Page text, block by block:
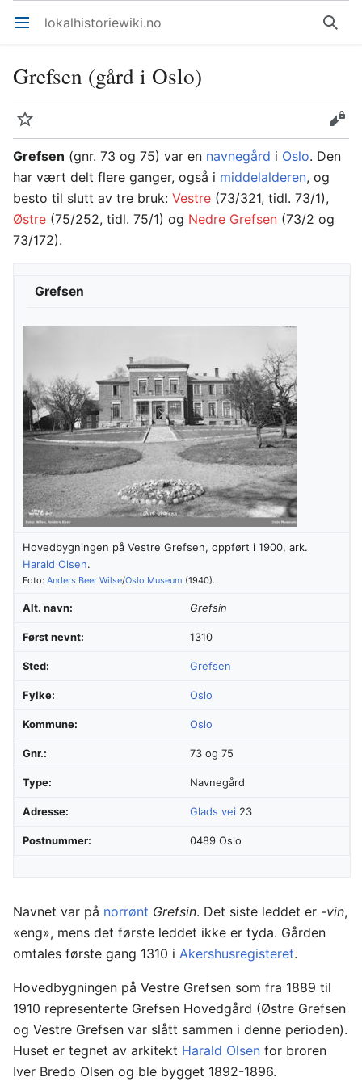
Åpne hovedmenyen lokalhistoriewiki.no Søk
Grefsen (gård i Oslo)
Overvåk
Rediger
Grefsen (gnr. 73 og 75) var en navnegård i Oslo. Den
har vært delt flere ganger, også i middelalderen, og
besto til slutt av tre bruk: Vestre (73/321, tidl. 73/1),
Østre (75/252, tidl. 75/1) og Nedre Grefsen (73/2 og
73/172).
Grefsen
Hovedbygningen på Vestre Grefsen, oppført i 1900, ark.
Harald Olsen.
Foto: Anders Beer Wilse/Oslo Museum (1940).
Alt. navn: Grefsin
Først nevnt: 1310
Sted: Grefsen
Fylke: Oslo
Kommune: Oslo
Gnr.: 73 og 75
Type: Navnegård
Adresse: Glads vei 23
Postnummer: 0489 Oslo
Navnet var på norrønt Grefsin. Det siste leddet er -vin,
«eng», mens det første leddet ikke er tyda. Gården
omtales første gang 1310 i Akershusregisteret.
Hovedbygningen på Vestre Grefsen som fra 1889 til
1910 representerte Grefsen Hovedgård (Østre Grefsen
og Vestre Grefsen var slått sammen i denne perioden).
Huset er tegnet av arkitekt Harald Olsen for broren
Iver Bredo Olsen og ble bygget 1892-1896.